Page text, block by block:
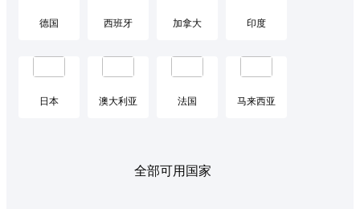
德国 西班牙 加拿大 印度
日本 澳大利亚 法国 马来西亚
全部可用国家